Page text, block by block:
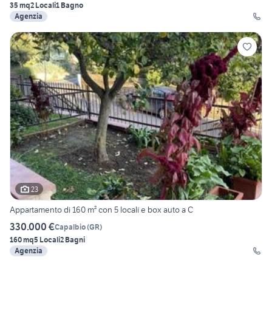
35 mq2 Locali1 Bagno
Agenzia
23
Appartamento di 160 m² con 5 locali e box auto a C
330.000 €Capalbio(GR)
160 mq5 Locali2 Bagni
Agenzia